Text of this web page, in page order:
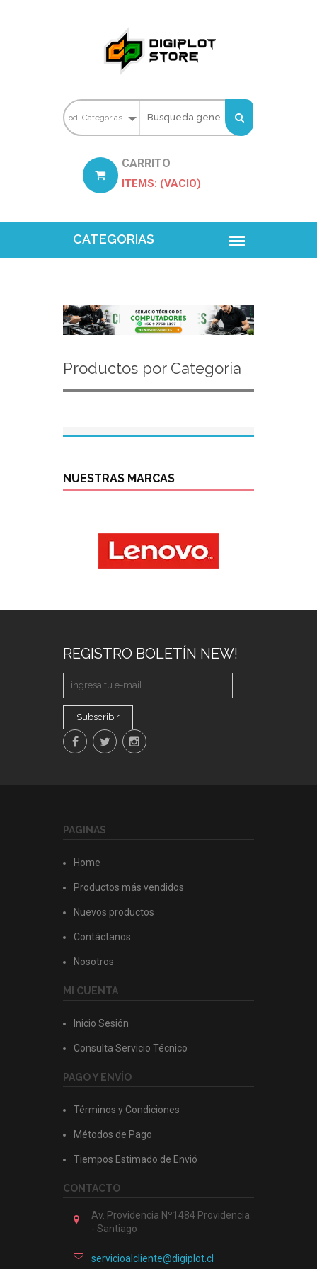
CARRITO
ITEMS: (VACIO)
Productos por Categoria
NUESTRAS MARCAS
REGISTRO BOLETÍN NEW!
Subscribir
PAGINAS
Home
Productos más vendidos
Nuevos productos
Contáctanos
Nosotros
MI CUENTA
Inicio Sesión
Consulta Servicio Técnico
PAGO Y ENVÍO
Términos y Condiciones
Métodos de Pago
Tiempos Estimado de Envió
CONTACTO
Av. Providencia Nº1484 Providencia
- Santiago
servicioalcliente@digiplot.cl